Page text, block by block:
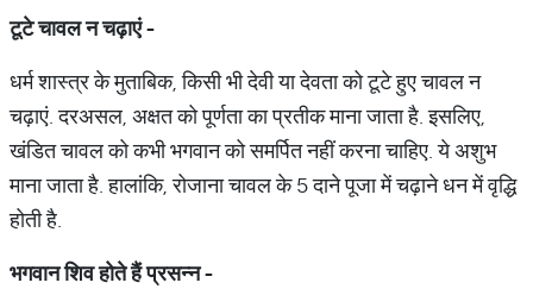
टूटेचावलनचढ़ाएं-
धर्म शास्त्र के मुताबिक, किसी भी देवी या देवता को टूटे हुए चावल न
चढ़ाएं. दरअसल, अक्षत को पूर्णता का प्रतीक माना जाता है. इसलिए,
खंडित चावल को कभी भगवान को समर्पित नहीं करना चाहिए. ये अशुभ
माना जाता है. हालांकि, रोजाना चावल के 5 दाने पूजा में चढ़ाने धन में वृद्धि
होती है.
भगवानशिवहोतेहैंप्रसन्न-